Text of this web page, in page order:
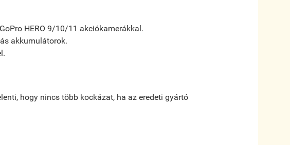
HERO 9/10/11 akciókamerákkal.
akkumulátorok.
hogy nincs több kockázat, ha az eredeti gyártó